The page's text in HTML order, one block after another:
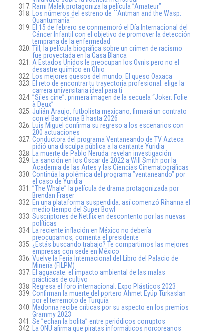
Rami Malek protagoniza la película ”Amateur”
Los números del estreno de ´´Antman and the Wasp:
Quantumania´´
El 15 de febrero se conmemoró el Día Internacional del
Cáncer Infantil con el objetivo de promover la detección
temprana de la enfermedad
Till, la película biográfica sobre un crimen de racismo
fue proyectada en la Casa Blanca
A Estados Unidos le preocupan los Ovnis pero no el
desastre químico en Ohio
Los mejores quesos del mundo: El queso Oaxaca
El reto de encontrar tu trayectoria profesional: elige la
carrera universitaria ideal para ti
”Sí es cine”: primera imagen de la secuela “Joker: Folie
à Deux”
Julián Araujo, futbolista mexicano, firmará un contrato
con el Barcelona B hasta 2026
Luis Miguel confirma su regreso a los escenarios con
200 actuaciones
Conductora del programa Ventaneando de TV Azteca
pidió una disculpa pública a la cantante Yuridia
La muerte de Pablo Neruda: revelan investigación
La sanción en los Oscar de 2022 a Will Smith por la
Academia de las Artes y las Ciencias Cinematográficas
Continúa la polémica del programa ”ventaneando” por
el caso de Yuridia
”The Whale” la película de drama protagonizada por
Brendan Fraser
En una plataforma suspendida: así comenzó Rihanna el
medio tiempo del Super Bowl
Suscriptores de Netflix en descontento por las nuevas
políticas
La reciente inflación en México no debería
preocuparnos, comenta el presidente
¿Estás buscando trabajo? Te compartimos las mejores
empresas con sede en México
Vuelve la Feria Internacional del Libro del Palacio de
Minería (FILPM)
El aguacate: el impacto ambiental de las malas
prácticas de cultivo
Regresa el foro internacional: Expo Plásticos 2023
Confirman la muerte del portero Ahmet Eyüp Türkaslan
por el terremoto de Turquía
Madonna recibe críticas por su aspecto en los premios
Grammy 2023
Se ”echan la bolita” entre periódicos corruptos
La ONU afirma que piratas informáticos norcoreanos